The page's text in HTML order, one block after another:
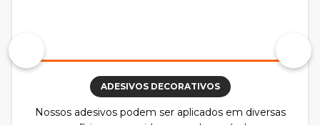
ADESIVOS DECORATIVOS
Nossos adesivos podem ser aplicados em diversas